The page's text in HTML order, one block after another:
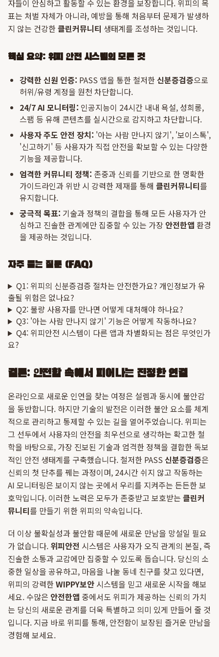
자들이 안심하고 활동할 수 있는 환경을 보장합니다. 위피의 목
표는 처벌 자체가 아니라, 예방을 통해 처음부터 문제가 발생하
지 않는 건강한클린커뮤니티 생태계를 조성하는 것입니다.
핵심 요약: 위피 안전 시스템의 모든 것
강력한 신원 인증: PASS 앱을 통한 철저한신분증검증으로
허위/유령 계정을 원천 차단합니다.
24/7 AI 모니터링: 인공지능이 24시간 내내 욕설, 성희롱,
스팸 등 유해 콘텐츠를 실시간으로 감지하고 차단합니다.
사용자 주도 안전 장치: '아는 사람 만나지 않기', '보이스톡',
'신고하기' 등 사용자가 직접 안전을 확보할 수 있는 다양한
기능을 제공합니다.
엄격한 커뮤니티 정책: 존중과 신뢰를 기반으로 한 명확한
가이드라인과 위반 시 강력한 제재를 통해 클린커뮤니티를
유지합니다.
궁극적 목표: 기술과 정책의 결합을 통해 모든 사용자가 안
심하고 진솔한 관계에만 집중할 수 있는 가장 안전한앱 환경
을 제공하는 것입니다.
자주 묻는 질문 (FAQ)
Q1: 위피의 신분증검증 절차는 안전한가요? 개인정보가 유
출될 위험은 없나요?
Q2: 불량 사용자를 만나면 어떻게 대처해야 하나요?
Q3: '아는 사람 만나지 않기' 기능은 어떻게 작동하나요?
Q4: 위피안전 시스템이 다른 앱과 차별화되는 점은 무엇인가
요?
결론: 안전함 속에서 피어나는 진정한 연결
온라인으로 새로운 인연을 찾는 여정은 설렘과 동시에 불안감
을 동반합니다. 하지만 기술의 발전은 이러한 불안 요소를 체계
적으로 관리하고 통제할 수 있는 길을 열어주었습니다. 위피는
그 선두에서 사용자의 안전을 최우선으로 생각하는 확고한 철
학을 바탕으로, 가장 진보된 기술과 엄격한 정책을 결합한 독보
적인 안전 생태계를 구축했습니다. 철저한 PASS 신분증검증은
신뢰의 첫 단추를 꿰는 과정이며, 24시간 쉬지 않고 작동하는
AI 모니터링은 보이지 않는 곳에서 우리를 지켜주는 든든한 보
호막입니다. 이러한 노력은 모두가 존중받고 보호받는 클린커
뮤니티를 만들기 위한 위피의 약속입니다.
더 이상 불확실성과 불안함 때문에 새로운 만남을 망설일 필요
가 없습니다. 위피안전 시스템은 사용자가 오직 관계의 본질, 즉
진솔한 소통과 교감에만 집중할 수 있도록 돕습니다. 당신의 소
중한 일상을 공유하고, 마음을 나눌 동네 친구를 찾고 있다면,
위피의 강력한WIPPY보안 시스템을 믿고 새로운 시작을 해보
세요. 수많은 안전한앱 중에서도 위피가 제공하는 신뢰의 가치
는 당신의 새로운 관계를 더욱 특별하고 의미 있게 만들어 줄 것
입니다. 지금 바로 위피를 통해, 안전함이 보장된 즐거운 만남을
경험해 보세요.